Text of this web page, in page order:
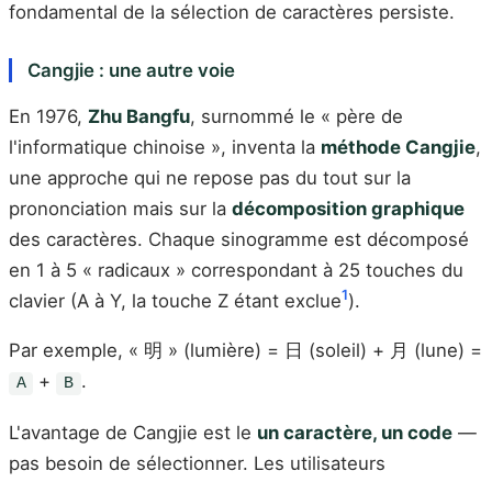
fondamental de la sélection de caractères persiste.
Cangjie : une autre voie
En 1976, Zhu Bangfu, surnommé le « père de
l'informatique chinoise », inventa la méthode Cangjie,
une approche qui ne repose pas du tout sur la
prononciation mais sur la décomposition graphique
des caractères. Chaque sinogramme est décomposé
en 1 à 5 « radicaux » correspondant à 25 touches du
clavier (A à Y, la touche Z étant exclue1).
Par exemple, « 明 » (lumière) = 日 (soleil) + 月 (lune) =
A + B .
L'avantage de Cangjie est le un caractère, un code —
pas besoin de sélectionner. Les utilisateurs